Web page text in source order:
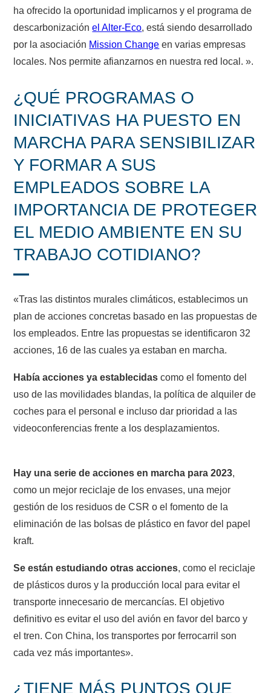
ha ofrecido la oportunidad implicarnos y el programa de
descarbonizaciónel Alter-Eco, está siendo desarrollado
por la asociación Mission Change en varias empresas
locales. Nos permite afianzarnos en nuestra red local. ».
¿QUÉ PROGRAMAS O
INICIATIVAS HA PUESTO EN
MARCHA PARA SENSIBILIZAR
Y FORMAR A SUS
EMPLEADOS SOBRE LA
IMPORTANCIA DE PROTEGER
EL MEDIO AMBIENTE EN SU
TRABAJO COTIDIANO?
«Tras las distintos murales climáticos, establecimos un
plan de acciones concretas basado en las propuestas de
los empleados. Entre las propuestas se identificaron 32
acciones, 16 de las cuales ya estaban en marcha.
Había acciones ya establecidascomo el fomento del
uso de las movilidades blandas, la política de alquiler de
coches para el personal e incluso dar prioridad a las
videoconferencias frente a los desplazamientos.
Hay una serie de acciones en marcha para 2023,
como un mejor reciclaje de los envases, una mejor
gestión de los residuos de CSR o el fomento de la
eliminación de las bolsas de plástico en favor del papel
kraft.
Se están estudiando otras acciones, como el reciclaje
de plásticos duros y la producción local para evitar el
transporte innecesario de mercancías. El objetivo
definitivo es evitar el uso del avión en favor del barco y
el tren. Con China, los transportes por ferrocarril son
cada vez más importantes».
¿TIENE MÁS PUNTOS QUE